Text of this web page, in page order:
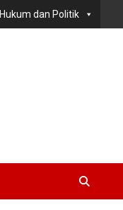
Hukum dan Politik